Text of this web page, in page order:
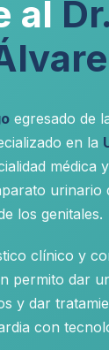
al
egresado de
en la
médica
los genitales.
clínico y
permito dar
y dar
con